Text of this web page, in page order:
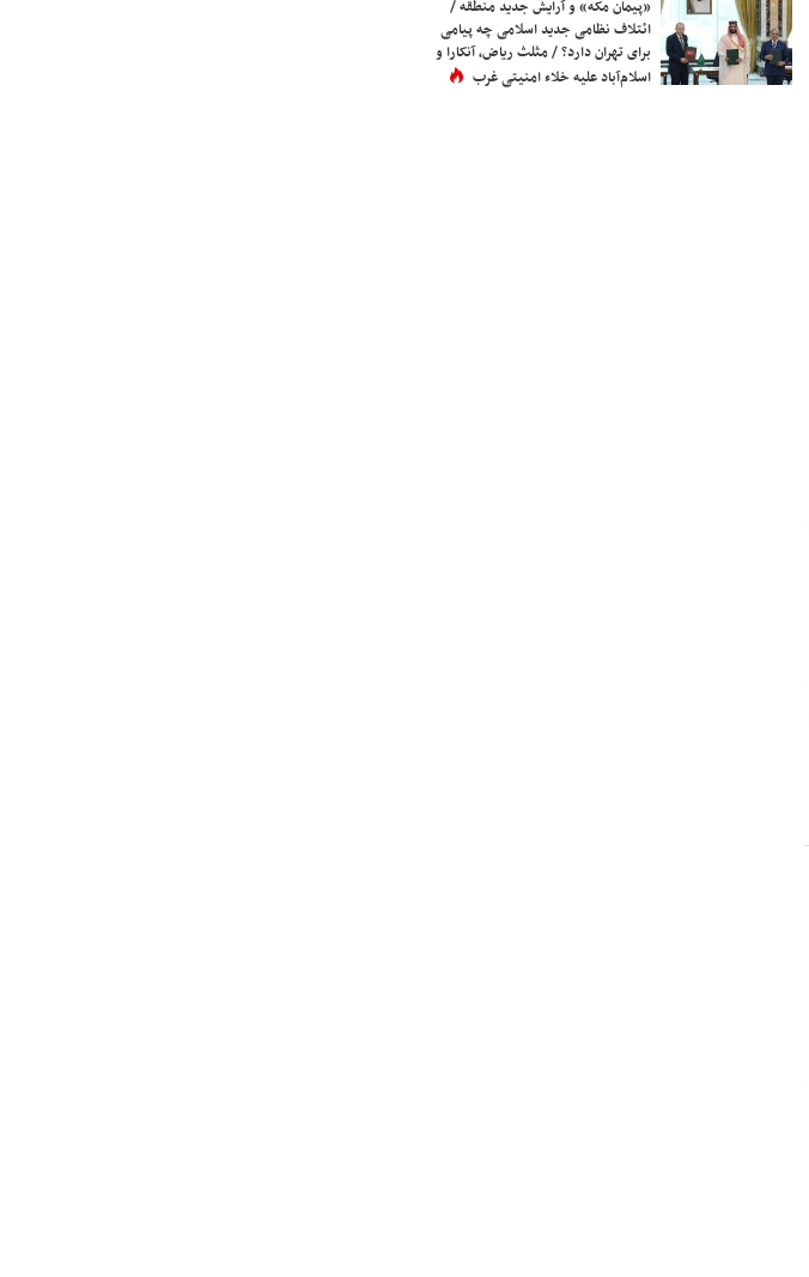
«پیمان مکه» و آرایش جدید منطقه /
ائتلاف نظامی جدید اسلامی چه پیامی
برای تهران دارد؟ / مثلث ریاض، آنکارا و
اسلام‌آباد علیه خلاء امنیتی غرب